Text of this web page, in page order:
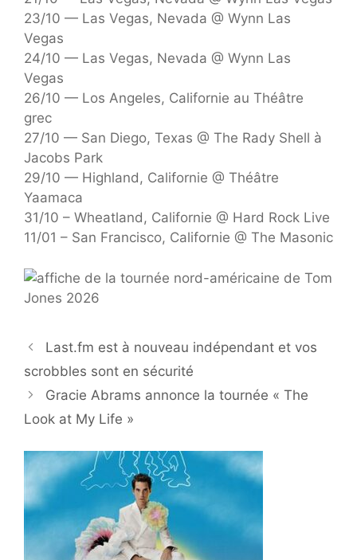
23/10 — Las Vegas, Nevada @ Wynn Las
Vegas
24/10 — Las Vegas, Nevada @ Wynn Las
Vegas
26/10 — Los Angeles, Californie au Théâtre
grec
27/10 — San Diego, Texas @ The Rady Shell à
Jacobs Park
29/10 — Highland, Californie @ Théâtre
Yaamaca
31/10 – Wheatland, Californie @ Hard Rock Live
11/01 – San Francisco, Californie @ The Masonic
Last.fm est à nouveau indépendant et vos
scrobbles sont en sécurité
Gracie Abrams annonce la tournée « The
Look at My Life »